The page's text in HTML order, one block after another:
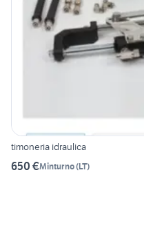
timoneria idraulica
650 €Minturno(LT)